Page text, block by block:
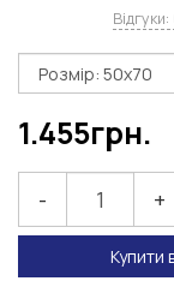
Відгуки:
1.455грн.
- +
Купити